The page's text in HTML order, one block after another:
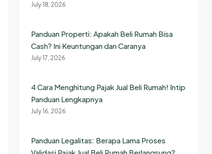
July 18, 2026
Panduan Properti: Apakah Beli Rumah Bisa
Cash? Ini Keuntungan dan Caranya
July 17, 2026
4 Cara Menghitung Pajak Jual Beli Rumah! Intip
Panduan Lengkapnya
July 16, 2026
Panduan Legalitas: Berapa Lama Proses